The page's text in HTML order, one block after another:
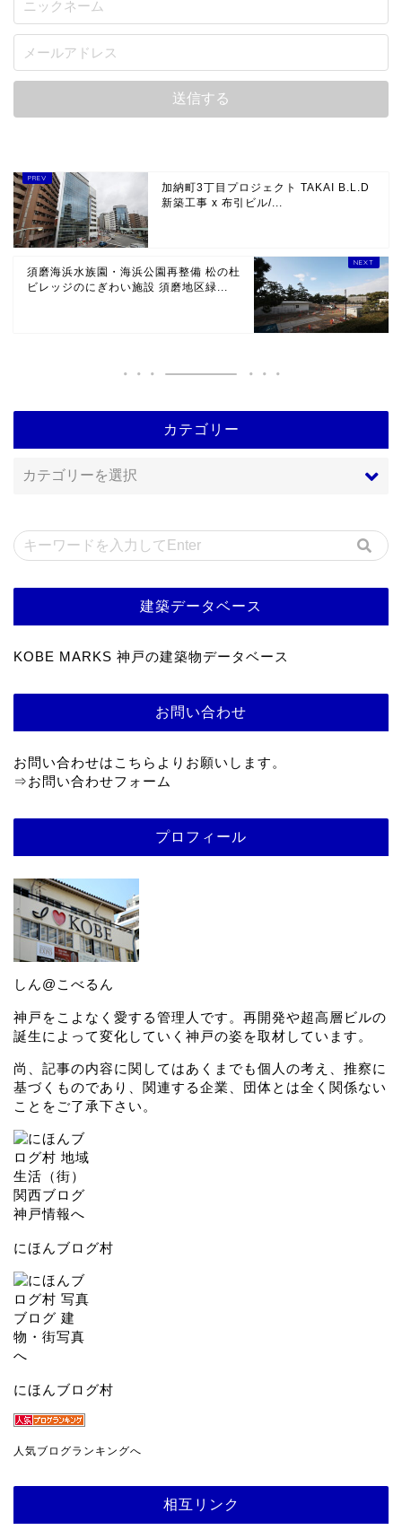
加納町3丁目プロジェクト TAKAI B.L.D
新築工事 x 布引ビル/...
須磨海浜水族園・海浜公園再整備 松の杜
ビレッジのにぎわい施設 須磨地区緑...
カテゴリー
建築データベース
KOBE MARKS 神戸の建築物データベース
お問い合わせ
お問い合わせはこちらよりお願いします。
⇒お問い合わせフォーム
プロフィール
しん@こべるん
神戸をこよなく愛する管理人です。再開発や超高層ビルの
誕生によって変化していく神戸の姿を取材しています。
尚、記事の内容に関してはあくまでも個人の考え、推察に
基づくものであり、関連する企業、団体とは全く関係ない
ことをご了承下さい。
にほんブログ村
にほんブログ村
人気ブログランキングへ
相互リンク